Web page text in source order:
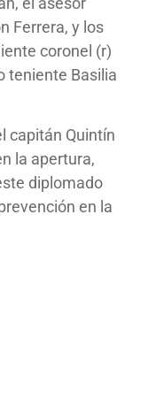
Ferrera, y los
coronel (r)
teniente Basilia
capitán Quintín
la apertura,
diplomado
en la